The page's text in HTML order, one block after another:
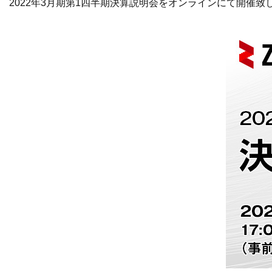
2022年3月期第1四半期決算説明会をオンラインにて開催致